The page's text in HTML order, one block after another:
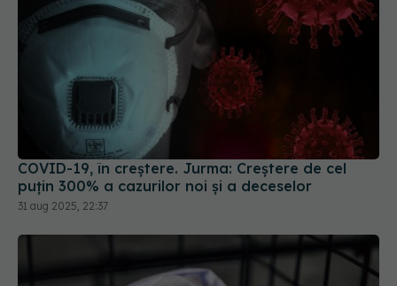
COVID-19, în creștere. Jurma: Creștere de cel
puțin 300% a cazurilor noi și a deceselor
31 aug 2025, 22:37